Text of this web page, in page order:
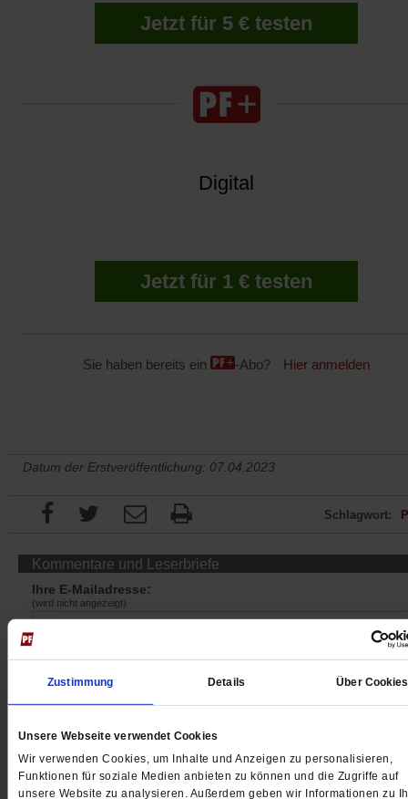
Zustimmung Details Über Cookies
Unsere Webseite verwendet Cookies
Wir verwenden Cookies, um Inhalte und Anzeigen zu personalisieren,
Funktionen für soziale Medien anbieten zu können und die Zugriffe auf
unsere Website zu analysieren. Außerdem geben wir Informationen zu
Jetzt für 5 € testen
Digital
Jetzt für 1 € testen
Sie haben bereits ein -Abo? Hier anmelden
Datum der Erstveröffentlichung: 07.04.2023
Schlagwort:
Kommentare und Leserbriefe
Ihre E-Mailadresse:
(wird nicht angezeigt)
Ihr Kommentar